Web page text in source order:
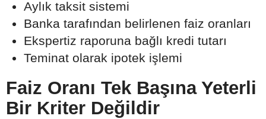
Aylık taksit sistemi
Banka tarafından belirlenen faiz oranları
Ekspertiz raporuna bağlı kredi tutarı
Teminat olarak ipotek işlemi
Faiz Oranı Tek Başına Yeterli
Bir Kriter Değildir